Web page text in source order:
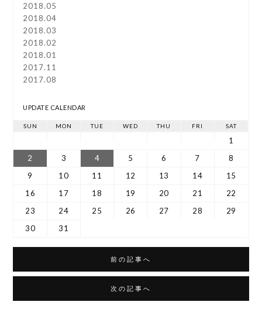
2018.05
2018.04
2018.03
2018.02
2018.01
2017.11
2017.08
UPDATE CALENDAR
SUN MON TUE WED THU FRI SAT
1
2
3 4 5 6 7
8
9
10 11 12 13 14
15
16
17 18 19 20 21
22
23
24 25 26 27 28
29
30
31
前の記事へ
次の記事へ